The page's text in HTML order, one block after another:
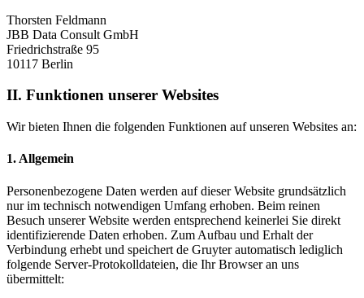
Thorsten Feldmann
JBB Data Consult GmbH
Friedrichstraße 95
10117 Berlin
II. Funktionen unserer Websites
Wir bieten Ihnen die folgenden Funktionen auf unseren Websites an:
1. Allgemein
Personenbezogene Daten werden auf dieser Website grundsätzlich
nur im technisch notwendigen Umfang erhoben. Beim reinen
Besuch unserer Website werden entsprechend keinerlei Sie direkt
identifizierende Daten erhoben. Zum Aufbau und Erhalt der
Verbindung erhebt und speichert de Gruyter automatisch lediglich
folgende Server-Protokolldateien, die Ihr Browser an uns
übermittelt: